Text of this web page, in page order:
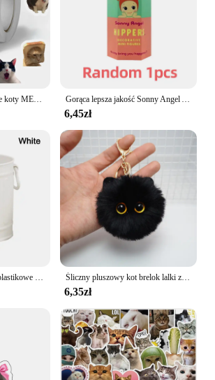
6,45zł
Śliczny pluszowy kot brelok lalki z kreskówek zabawka wisiorek brelok dla kobiet dziewcząt ozdoba torby brelok do kluczyków do samochodu dzieci prezenty akcesoria
6,35zł